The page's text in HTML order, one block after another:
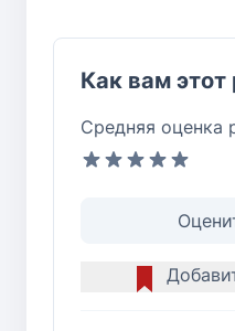
Как вам этот
Средняя оценка